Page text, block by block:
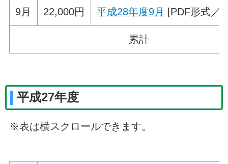
9月 22,000円 平成28年度9月 [PDF形式／
累計
平成27年度
※表は横スクロールできます。